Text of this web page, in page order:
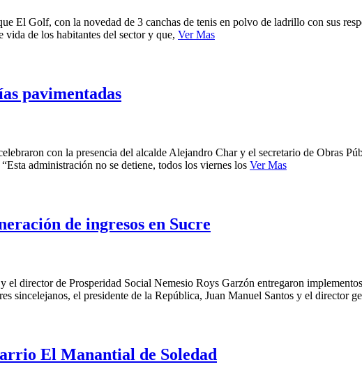
El Golf, con la novedad de 3 canchas de tenis en polvo de ladrillo con sus
de los habitantes del sector y que, Ver Mas
pavimentadas
con la presencia del alcalde Alejandro Char y el secretario de Obras
administración no se detiene, todos los viernes los Ver Mas
de ingresos en Sucre
director de Prosperidad Social Nemesio Roys Garzón entregaron
sincelejanos, el presidente de la República, Juan Manuel Santos y el director
El Manantial de Soledad